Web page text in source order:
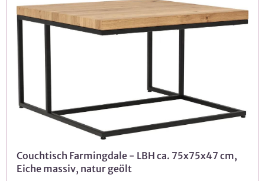
Couchtisch Farmingdale - LBH ca. 75x75x47 cm,
Eiche massiv, natur geölt